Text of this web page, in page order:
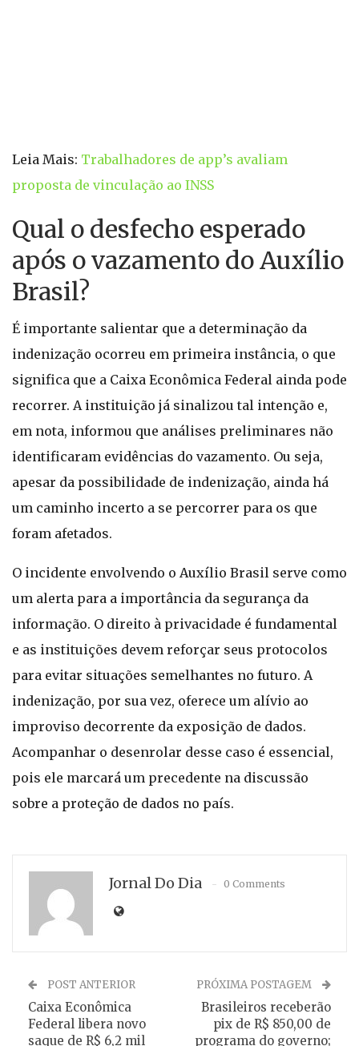
Leia Mais: Trabalhadores de app’s avaliam
proposta de vinculação ao INSS
Qual o desfecho esperado
após o vazamento do Auxílio
Brasil?
É importante salientar que a determinação da
indenização ocorreu em primeira instância, o que
significa que a Caixa Econômica Federal ainda pode
recorrer. A instituição já sinalizou tal intenção e,
em nota, informou que análises preliminares não
identificaram evidências do vazamento. Ou seja,
apesar da possibilidade de indenização, ainda há
um caminho incerto a se percorrer para os que
foram afetados.
O incidente envolvendo o Auxílio Brasil serve como
um alerta para a importância da segurança da
informação. O direito à privacidade é fundamental
e as instituições devem reforçar seus protocolos
para evitar situações semelhantes no futuro. A
indenização, por sua vez, oferece um alívio ao
improviso decorrente da exposição de dados.
Acompanhar o desenrolar desse caso é essencial,
pois ele marcará um precedente na discussão
sobre a proteção de dados no país.
Jornal Do Dia 0 Comments
POST ANTERIOR
Caixa Econômica
Federal libera novo
saque de R$ 6,2 mil
PRÓXIMA POSTAGEM
Brasileiros receberão
pix de R$ 850,00 de
programa do governo;